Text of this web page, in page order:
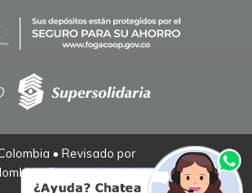
• Revisado por
– Empresarios de Verdad.